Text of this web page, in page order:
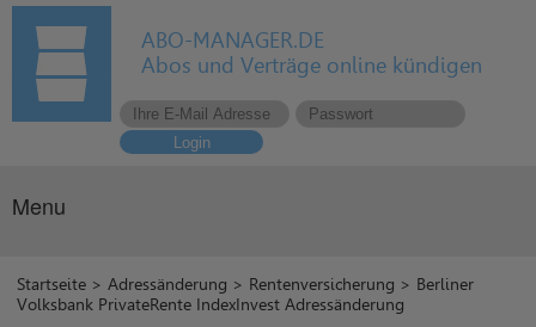
ABO-MANAGER.DE
Abos und Verträge online kündigen
Login
Menu
Startseite >Adressänderung > Rentenversicherung > Berliner
Volksbank PrivateRente IndexInvest Adressänderung